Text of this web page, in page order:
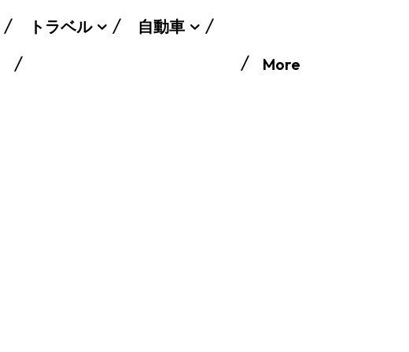
トラベル
自動車
More